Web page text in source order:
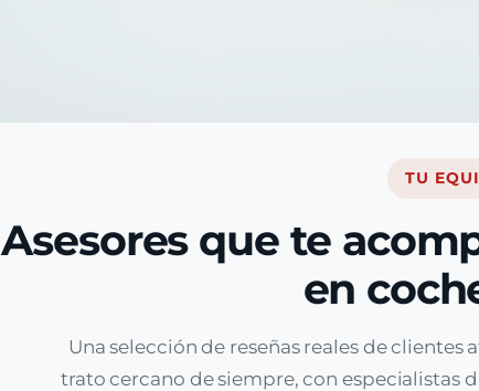
TU
Asesores que te
en
Una selección de reseñas reales de
trato cercano de siempre, con especialistas